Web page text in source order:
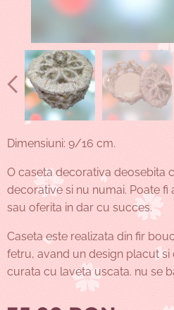
Dimensiuni: 9/16 cm.
O caseta decorativa deosebita
decorative si nu numai. Poate
sau oferita in dar cu succes.
Caseta este realizata din fir
fetru, avand un design placut si
curata cu laveta uscata. nu se